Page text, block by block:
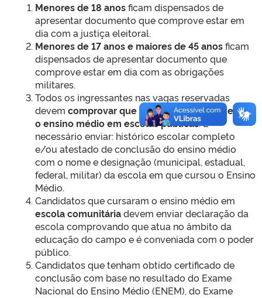
Menores de 18 anosficam dispensados de
apresentar documento que comprove estar em
dia com a justiça eleitoral.
Menores de 17 anos e maiores de 45 anosficam
dispensados de apresentar documento que
comprove estar em dia com as obrigações
militares.
Todos os ingressantes nas vagas reservadas
devem comprovar que cursaram integralmente
o ensino médio em escolas públicas. É
necessário enviar: histórico escolar completo
e/ou atestado de conclusão do ensino médio
com o nome e designação (municipal, estadual,
federal, militar) da escola em que cursou o Ensino
Médio.
Candidatos que cursaram o ensino médio em
escola comunitáriadevem enviar declaração da
escola comprovando que atua no âmbito da
educação do campo e é conveniada com o poder
público.
Candidatos que tenham obtido certificado de
conclusão com base no resultado do Exame
Nacional do Ensino Médio (ENEM), do Exame